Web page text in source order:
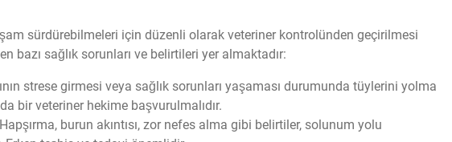
sürdürebilmeleri için düzenli olarak veteriner kontrolünden geçirilmesi
bazı sağlık sorunları ve belirtileri yer almaktadır:
strese girmesi veya sağlık sorunları yaşaması durumunda tüylerini yolma
bir veteriner hekime başvurulmalıdır.
burun akıntısı, zor nefes alma gibi belirtiler, solunum yolu